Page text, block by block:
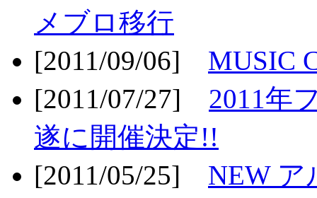
メブロ移行
[2011/09/06] MUSIC
[2011/07/27] 2011年
遂に開催決定!!
[2011/05/25] NEW